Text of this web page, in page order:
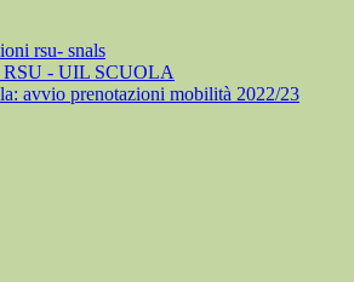
rsu- snals
RSU - UIL SCUOLA
avvio prenotazioni mobilità 2022/23